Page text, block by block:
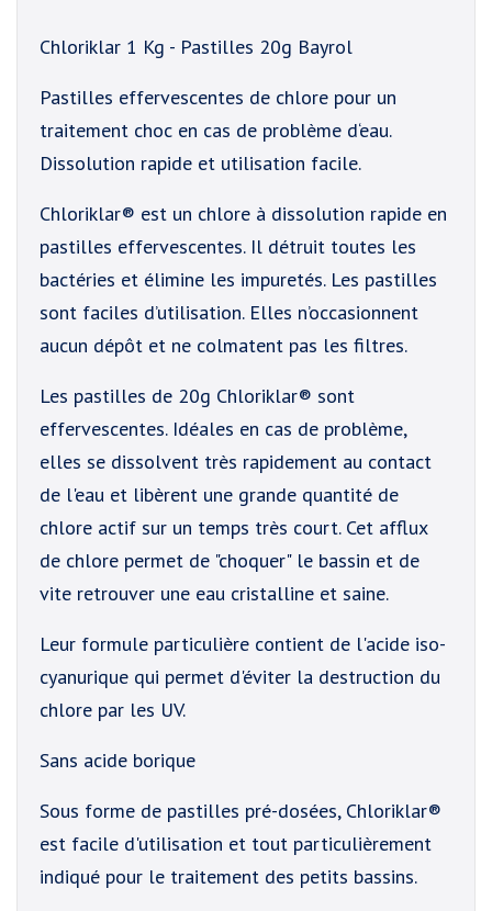
Chloriklar 1 Kg - Pastilles 20g Bayrol
Pastilles effervescentes de chlore pour un
traitement choc en cas de problème d‘eau.
Dissolution rapide et utilisation facile.
Chloriklar® est un chlore à dissolution rapide en
pastilles effervescentes. Il détruit toutes les
bactéries et élimine les impuretés. Les pastilles
sont faciles d’utilisation. Elles n’occasionnent
aucun dépôt et ne colmatent pas les filtres.
Les pastilles de 20g Chloriklar® sont
effervescentes. Idéales en cas de problème,
elles se dissolvent très rapidement au contact
de l'eau et libèrent une grande quantité de
chlore actif sur un temps très court. Cet afflux
de chlore permet de "choquer" le bassin et de
vite retrouver une eau cristalline et saine.
Leur formule particulière contient de l'acide iso-
cyanurique qui permet d'éviter la destruction du
chlore par les UV.
Sans acide borique
Sous forme de pastilles pré-dosées, Chloriklar®
est facile d'utilisation et tout particulièrement
indiqué pour le traitement des petits bassins.